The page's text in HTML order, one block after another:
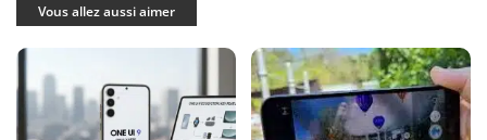
Vous allez aussi aimer